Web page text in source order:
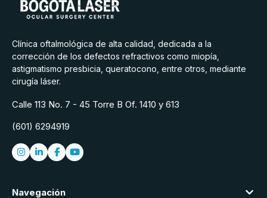
Clínica oftalmológica de alta calidad, dedicada a la
corrección de los defectos refractivos como miopía,
astigmatismo presbicia, queratocono, entre otros, mediante
cirugía láser.
Calle 113 No. 7 - 45 Torre B Of. 1410 y 613
(601) 6294919
Navegación